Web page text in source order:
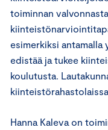
toiminnan
esimerkiksi antamalla
edistää ja tukee
koulutusta.
Hanna Kaleva on